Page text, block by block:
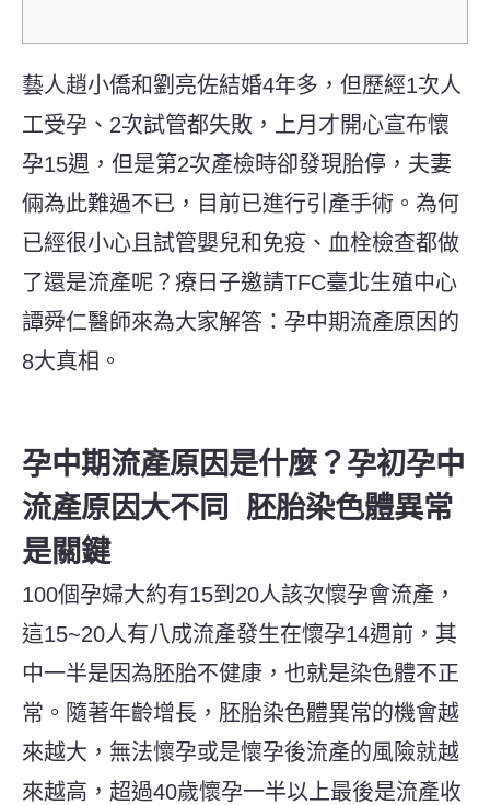
藝人趙小僑和劉亮佐結婚4年多，但歷經1次人
工受孕、2次試管都失敗，上月才開心宣布懷
孕15週，但是第2次產檢時卻發現胎停，夫妻
倆為此難過不已，目前已進行引產手術。為何
已經很小心且試管嬰兒和免疫、血栓檢查都做
了還是流產呢？療日子邀請TFC臺北生殖中心
譚舜仁醫師來為大家解答：孕中期流產原因的
8大真相。
孕中期流產原因是什麼？孕初孕中
流產原因大不同 胚胎染色體異常
是關鍵
100個孕婦大約有15到20人該次懷孕會流產，
這15~20人有八成流產發生在懷孕14週前，其
中一半是因為胚胎不健康，也就是染色體不正
常。隨著年齡增長，胚胎染色體異常的機會越
來越大，無法懷孕或是懷孕後流產的風險就越
來越高，超過40歲懷孕一半以上最後是流產收